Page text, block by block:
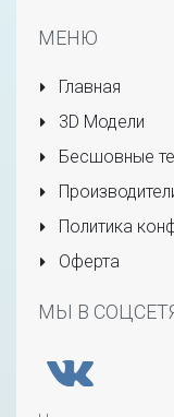
МЕНЮ
Главная
3D Модели
Бесшовные
Политика
Оферта
МЫ В